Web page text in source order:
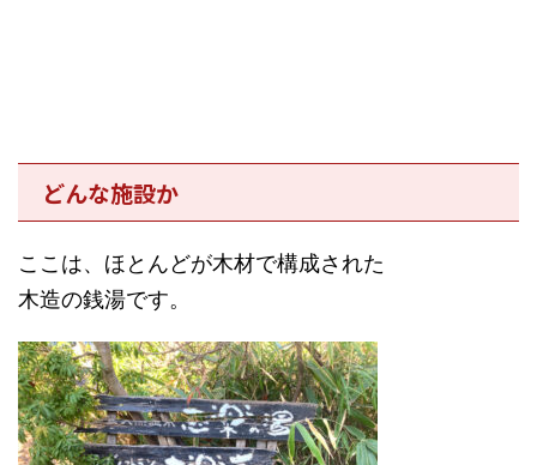
どんな施設か
ここは、ほとんどが木材で構成された
木造の銭湯です。